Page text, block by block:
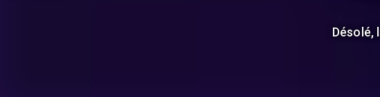
Désolé,